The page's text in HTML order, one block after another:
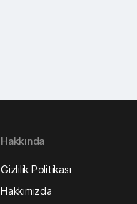
Hakkında
Gizlilik Politikası
Hakkımızda